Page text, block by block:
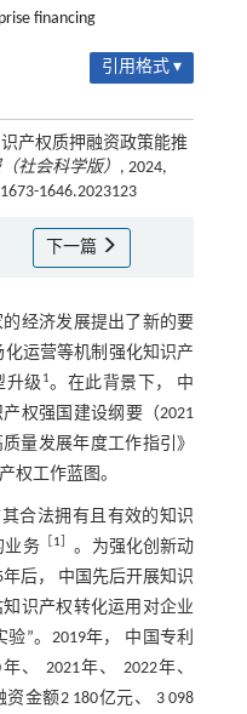
financing
引用格式 ▾
产权质押融资政策能推
社会科学版） , 2024,
1646.2023123
下一篇
经济发展提出了新的要
运营等机制强化知识产
升级1。在此背景下， 中
权强国建设纲要（2021
量发展年度工作指引》
权工作蓝图。
合法拥有且有效的知识
业务［ 1
。为强化创新动
后， 中国先后开展知识
识产权转化运用对企业
”。2019年， 中国专利
年、 2021年、 2022年、
金额2 180亿元、 3 098